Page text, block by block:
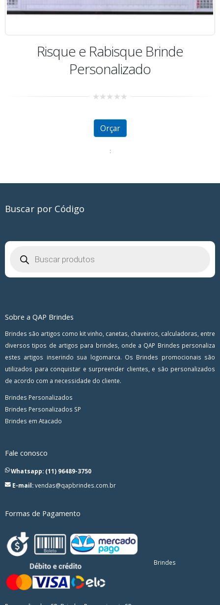
Risque e Rabisque Brinde
Personalizado
of
Orçar
:
Buscar por Código
produtos
Sobre a QAP Brindes
Brindes são artigos como kit vinho, canetas, chaveiros, calculadoras, entre
diversos tipos de artigos para brindes, onde a QAP Brindes personaliza
estes artigos inserindo sua logomarca. Os Brindes promocionais são
utilizados para conquistar e surpreender clientes, e são personalizados
de acordo com a necessidade do cliente.
Brindes Personalizados
Brindes Personalizados SP
Brindes em Atacado
Fale conosco
Whatsapp: (11) 96489-3750
E-mail:vendas@qapbrindes.com.br
Formas de Pagamento
Brindes